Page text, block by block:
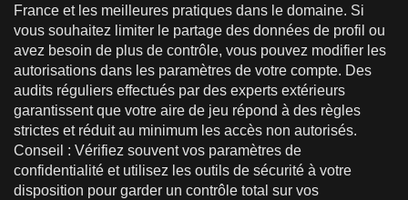
France et les meilleures pratiques dans le domaine. Si
vous souhaitez limiter le partage des données de profil ou
avez besoin de plus de contrôle, vous pouvez modifier les
autorisations dans les paramètres de votre compte. Des
audits réguliers effectués par des experts extérieurs
garantissent que votre aire de jeu répond à des règles
strictes et réduit au minimum les accès non autorisés.
Conseil : Vérifiez souvent vos paramètres de
confidentialité et utilisez les outils de sécurité à votre
disposition pour garder un contrôle total sur vos